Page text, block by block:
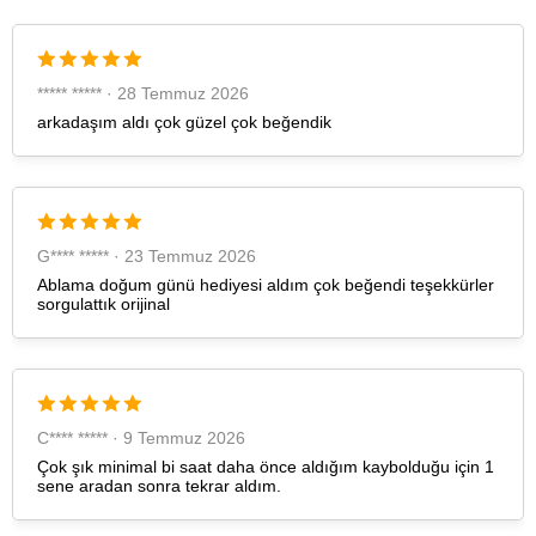
6 654,69 ₺ 3.928,14 ₺
8 512,38 ₺
9 465,52 ₺ 4.189,68 ₺
Taksit
1.232,44 ₺ 3.697,32 ₺
***** ***** · 28 Temmuz 2026
arkadaşım aldı çok güzel çok beğendik
G**** ***** · 23 Temmuz 2026
Ablama doğum günü hediyesi aldım çok beğendi teşekkürler
sorgulattık orijinal
C**** ***** · 9 Temmuz 2026
Çok şık minimal bi saat daha önce aldığım kaybolduğu için 1
sene aradan sonra tekrar aldım.